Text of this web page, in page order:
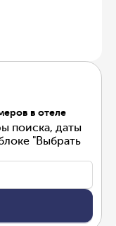
в отеле
поиска, даты
"Выбрать